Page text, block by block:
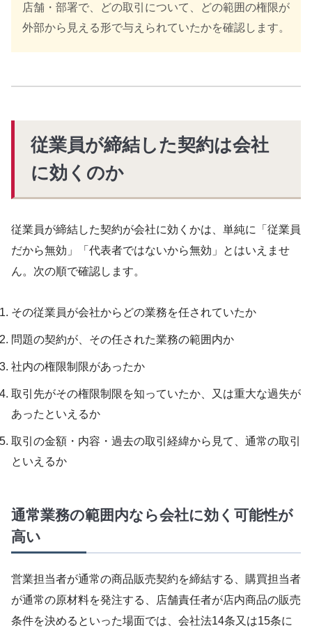
店舗・部署で、どの取引について、どの範囲の権限が
外部から見える形で与えられていたかを確認します。
従業員が締結した契約は会社
に効くのか
従業員が締結した契約が会社に効くかは、単純に「従業員
だから無効」「代表者ではないから無効」とはいえませ
ん。次の順で確認します。
その従業員が会社からどの業務を任されていたか
問題の契約が、その任された業務の範囲内か
社内の権限制限があったか
取引先がその権限制限を知っていたか、又は重大な過失が
あったといえるか
取引の金額・内容・過去の取引経緯から見て、通常の取引
といえるか
通常業務の範囲内なら会社に効く可能性が
高い
営業担当者が通常の商品販売契約を締結する、購買担当者
が通常の原材料を発注する、店舗責任者が店内商品の販売
条件を決めるといった場面では、会社法14条又は15条に